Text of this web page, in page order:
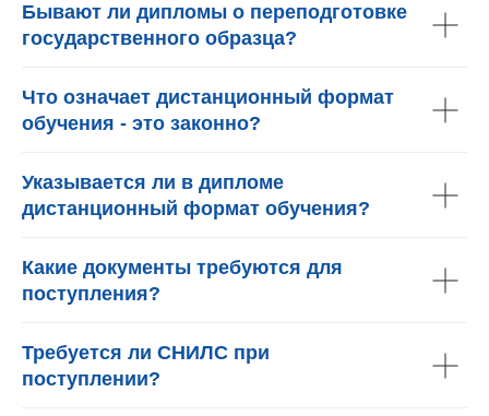
Бывают ли дипломы о переподготовке
государственного образца?
Что означает дистанционный формат
обучения - это законно?
Указывается ли в дипломе
дистанционный формат обучения?
Какие документы требуются для
поступления?
Требуется ли СНИЛС при
поступлении?